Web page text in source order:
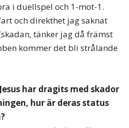
i duellspel och 1-mot-1.
och direkthet jag saknat
tänker jag då främst
kommer det bli strålande
har dragits med skador
hur är deras status